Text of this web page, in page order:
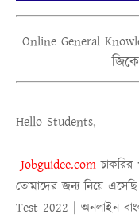
Online General
Hello Students,
Jobguidee.com
তোমাদের জন্য নিয়ে এসেছি
Test 2022 |অনলাইন